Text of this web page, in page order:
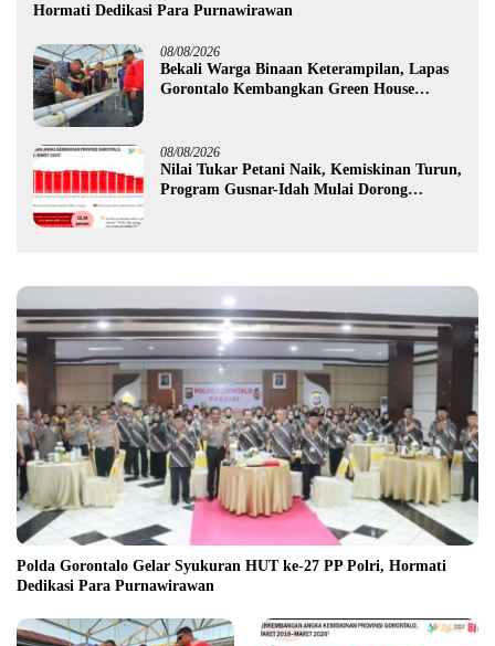
Hormati Dedikasi Para Purnawirawan
08/08/2026
Bekali Warga Binaan Keterampilan, Lapas
Gorontalo Kembangkan Green House
08/08/2026
Nilai Tukar Petani Naik, Kemiskinan Turun,
Program Gusnar-Idah Mulai Dorong
Polda Gorontalo Gelar Syukuran HUT ke-27 PP Polri, Hormati
Dedikasi Para Purnawirawan